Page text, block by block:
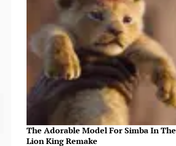
The Adorable Model For Simba In The
Lion King Remake